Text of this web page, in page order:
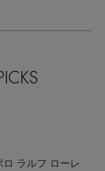
ロ ラルフ ローレ